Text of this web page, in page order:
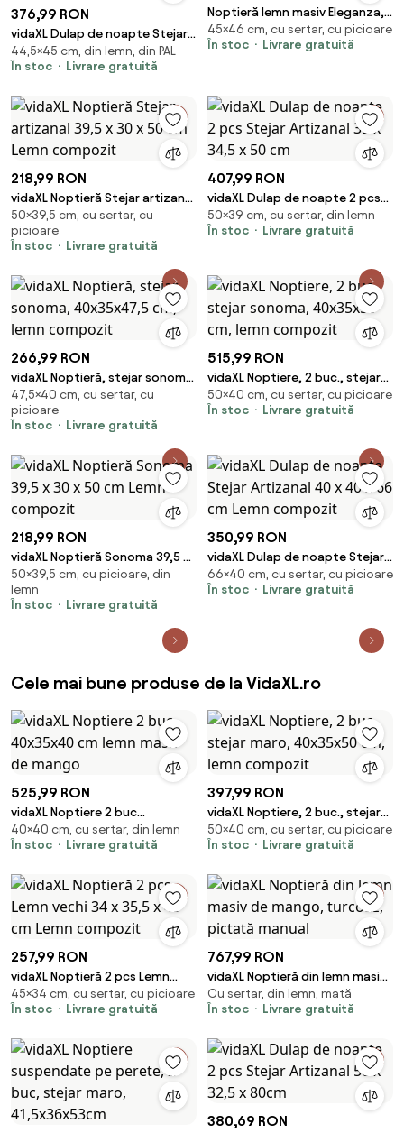
376,99 RON
vidaXL Dulap de noapte Stejar
artizanal 45 x 34 x 44,5 cm
44,5×45 cm, din lemn, din PAL
În stoc
Livrare gratuită
Noptieră lemn masiv Eleganza,
46 × 45 × 41 cm
45×46 cm, cu sertar, cu picioare
În stoc
Livrare gratuită
218,99 RON
vidaXL Noptieră Stejar artizanal
39,5 x 30 x 50 cm Lemn
compozit
50×39,5 cm, cu sertar, cu
picioare
În stoc
Livrare gratuită
407,99 RON
vidaXL Dulap de noapte 2 pcs
Stejar Artizanal 39 x 34,5 x 50
cm
50×39 cm, cu sertar, din lemn
În stoc
Livrare gratuită
266,99 RON
vidaXL Noptieră, stejar sonoma,
40x35x47,5 cm, lemn compozit
47,5×40 cm, cu sertar, cu
picioare
În stoc
Livrare gratuită
515,99 RON
vidaXL Noptiere, 2 buc., stejar
sonoma, 40x35x50 cm, lemn
compozit
50×40 cm, cu sertar, cu picioare
În stoc
Livrare gratuită
218,99 RON
vidaXL Noptieră Sonoma 39,5 x
30 x 50 cm Lemn compozit
50×39,5 cm, cu picioare, din
lemn
În stoc
Livrare gratuită
350,99 RON
vidaXL Dulap de noapte Stejar
Artizanal 40 x 40 x 66 cm Lemn
compozit
66×40 cm, cu sertar, cu picioare
În stoc
Livrare gratuită
Cele mai bune produse de la VidaXL.ro
525,99 RON
vidaXL Noptiere 2 buc
40x35x40 cm lemn masiv de
mango
40×40 cm, cu sertar, din lemn
În stoc
Livrare gratuită
397,99 RON
vidaXL Noptiere, 2 buc., stejar
maro, 40x35x50 cm, lemn
compozit
50×40 cm, cu sertar, cu picioare
În stoc
Livrare gratuită
257,99 RON
vidaXL Noptieră 2 pcs Lemn
vechi 34 x 35,5 x 45 cm Lemn
compozit
45×34 cm, cu sertar, cu picioare
În stoc
Livrare gratuită
767,99 RON
vidaXL Noptieră din lemn masiv
de mango, turcoaz, pictată
manual
Cu sertar, din lemn, mată
În stoc
Livrare gratuită
380,69 RON